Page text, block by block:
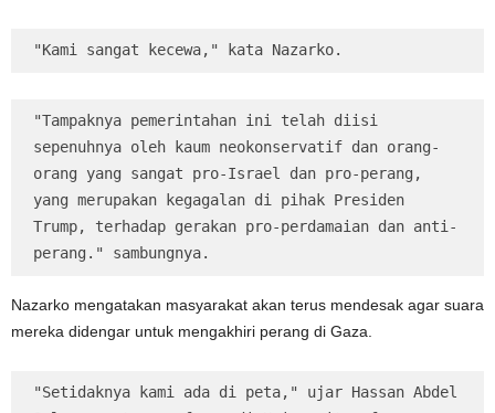
"Kami sangat kecewa," kata Nazarko.
"Tampaknya pemerintahan ini telah diisi
sepenuhnya oleh kaum neokonservatif dan orang-
orang yang sangat pro-Israel dan pro-perang,
yang merupakan kegagalan di pihak Presiden
Trump, terhadap gerakan pro-perdamaian dan anti-
perang." sambungnya.
Nazarko mengatakan masyarakat akan terus mendesak agar suara
mereka didengar untuk mengakhiri perang di Gaza.
"Setidaknya kami ada di peta," ujar Hassan Abdel